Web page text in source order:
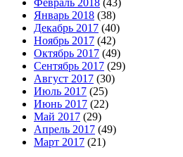
Февраль 2018 (43)
Январь 2018 (38)
Декабрь 2017 (40)
Ноябрь 2017 (42)
Октябрь 2017 (49)
Сентябрь 2017 (29)
Август 2017 (30)
Июль 2017 (25)
Июнь 2017 (22)
Май 2017 (29)
Апрель 2017 (49)
Март 2017 (21)